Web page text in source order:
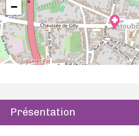
−
Présentation